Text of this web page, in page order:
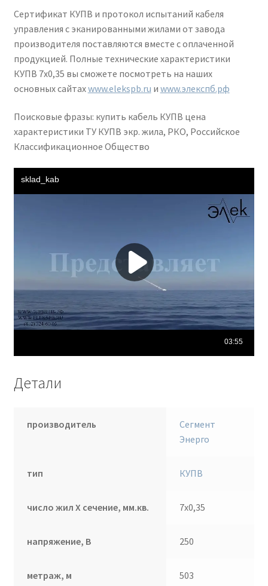
Сертификат КУПВ и протокол испытаний кабеля
управления с эканированными жилами от завода
производителя поставляются вместе с оплаченной
продукцией. Полные технические характеристики
КУПВ 7х0,35 вы сможете посмотреть на наших
основных сайтахwww.elekspb.ru и www.элекспб.рф
Поисковые фразы: купить кабель КУПВ цена
характеристики ТУ КУПВ экр. жила, РКО, Российское
Классификационное Общество
Детали
производитель
Сегмент
Энерго
тип КУПВ
число жил Х сечение, мм.кв. 7х0,35
напряжение, В 250
метраж, м 503